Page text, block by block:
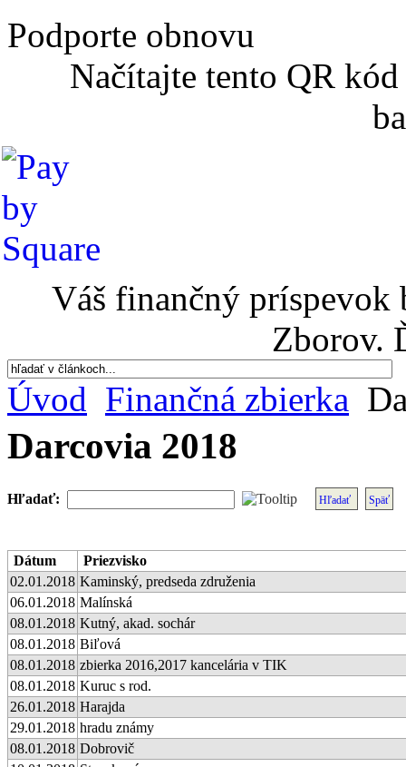
Podporte obnovu
Načítajte tento QR
Váš finančný príspevok
Zborov.
Úvod Finančná zbierka
Darcovia 2018
Hľadať: Hľadať Späť
Dátum
Priezvisko
02.01.2018 Kaminský, predseda združenia
06.01.2018 Malínská
08.01.2018 Kutný, akad. sochár
08.01.2018 Biľová
08.01.2018 zbierka 2016,2017 kancelária v TIK
08.01.2018 Kuruc s rod.
26.01.2018 Harajda
29.01.2018 hradu známy
08.01.2018 Dobrovič